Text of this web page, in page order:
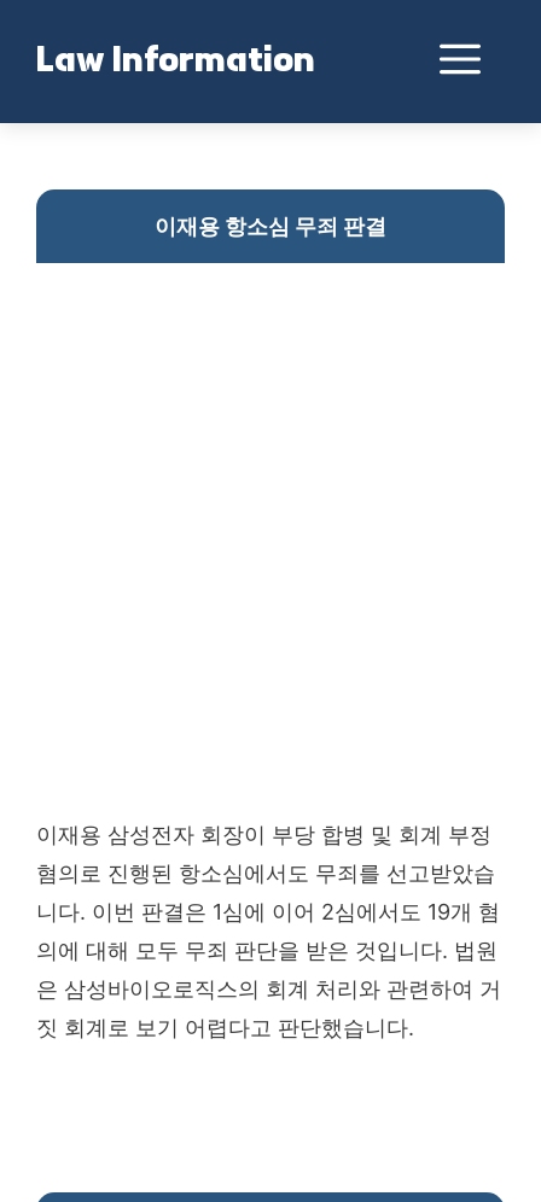
contentLaw Information
이재용 항소심 무죄 판결
이재용 삼성전자 회장이 부당 합병 및 회계 부정
혐의로 진행된 항소심에서도 무죄를 선고받았습
니다. 이번 판결은 1심에 이어 2심에서도 19개 혐
의에 대해 모두 무죄 판단을 받은 것입니다. 법원
은 삼성바이오로직스의 회계 처리와 관련하여 거
짓 회계로 보기 어렵다고 판단했습니다.